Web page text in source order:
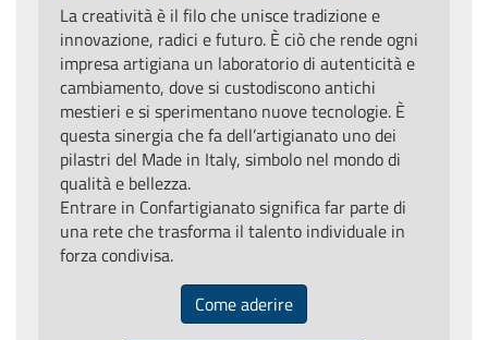
La creatività è il filo che unisce tradizione e
innovazione, radici e futuro. È ciò che rende ogni
impresa artigiana un laboratorio di autenticità e
cambiamento, dove si custodiscono antichi
mestieri e si sperimentano nuove tecnologie. È
questa sinergia che fa dell’artigianato uno dei
pilastri del Made in Italy, simbolo nel mondo di
qualità e bellezza.
Entrare in Confartigianato significa far parte di
una rete che trasforma il talento individuale in
forza condivisa.
Come aderire